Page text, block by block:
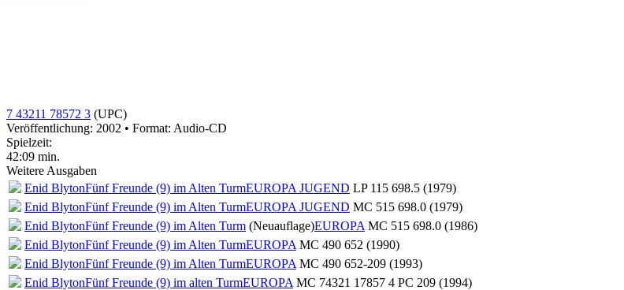
7 43211 78572 3 (UPC)
Veröffentlichung: 2002 • Format: Audio-CD
Spielzeit:
42:09 min.
Weitere Ausgaben
Enid BlytonFünf Freunde (9) im Alten TurmEUROPA JUGEND LP 115 698.5 (1979)
Enid BlytonFünf Freunde (9) im Alten TurmEUROPA JUGEND MC 515 698.0 (1979)
Enid BlytonFünf Freunde (9) im Alten Turm (Neuauflage)EUROPA MC 515 698.0 (1986)
Enid BlytonFünf Freunde (9) im Alten TurmEUROPA MC 490 652 (1990)
Enid BlytonFünf Freunde (9) im Alten TurmEUROPA MC 490 652-209 (1993)
Enid BlytonFünf Freunde (9) im alten TurmEUROPA MC 74321 17857 4 PC 209 (1994)